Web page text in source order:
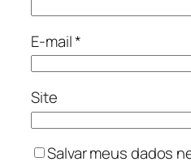
E-mail*
Site
Salvar meus dados